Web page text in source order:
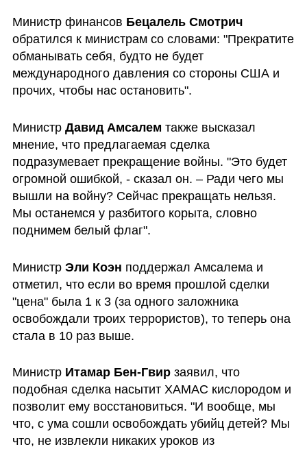
Министр финансов Бецалель Смотрич
обратился к министрам со словами: "Прекратите
обманывать себя, будто не будет
международного давления со стороны США и
прочих, чтобы нас остановить".
Министр Давид Амсалем также высказал
мнение, что предлагаемая сделка
подразумевает прекращение войны. "Это будет
огромной ошибкой, - сказал он. – Ради чего мы
вышли на войну? Сейчас прекращать нельзя.
Мы останемся у разбитого корыта, словно
поднимем белый флаг".
Министр Эли Коэн поддержал Амсалема и
отметил, что если во время прошлой сделки
"цена" была 1 к 3 (за одного заложника
освобождали троих террористов), то теперь она
стала в 10 раз выше.
Министр Итамар Бен-Гвир заявил, что
подобная сделка насытит ХАМАС кислородом и
позволит ему восстановиться. "И вообще, мы
что, с ума сошли освобождать убийц детей? Мы
что, не извлекли никаких уроков из